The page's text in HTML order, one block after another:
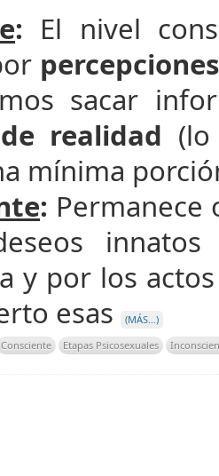
: El nivel
percepciones
sacar
realidad
mínima
: Permanece
y por los
esas
(MÁS…)
Consciente Etapas Psicosexuales